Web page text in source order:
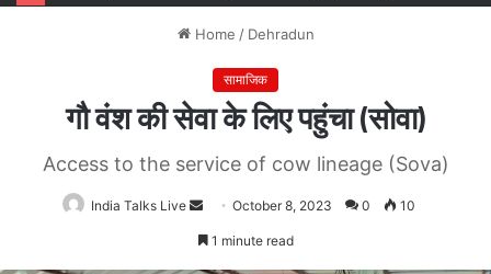
Home / Dehradun
सामाजिक
गौ वंश की सेवा के लिए पहुंचा (सोवा)
Access to the service of cow lineage (Sova)
India Talks Live
Send
an
October 8, 2023 0 10
1 minute read